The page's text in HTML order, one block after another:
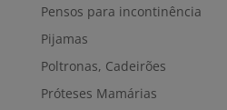
Pensos para incontinência
Pijamas
Poltronas, Cadeirões
Próteses Mamárias